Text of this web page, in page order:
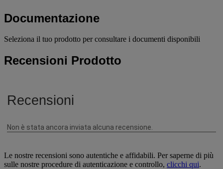
Documentazione
Seleziona il tuo prodotto per consultare i documenti disponibili
Recensioni Prodotto
Le nostre recensioni sono autentiche e affidabili. Per saperne di più
sulle nostre procedure di autenticazione e controllo, clicchi qui.